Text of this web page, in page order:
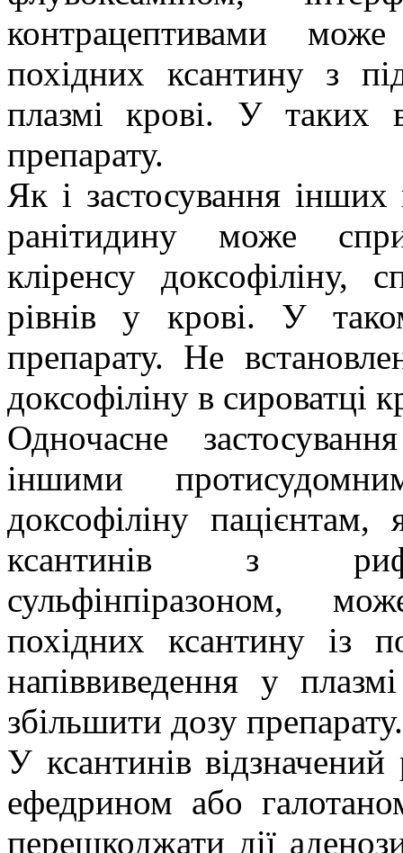
контрацептивами
похідних ксантину з
плазмі крові. У таких
препарату.
Як і застосування
ранітидину може
кліренсу доксофіліну,
рівнів у крові. У
препарату. Не
доксофіліну в сироватці
Одночасне
іншими
доксофіліну
ксантинів з
сульфінпіразоном,
похідних ксантину із
напіввиведення у
збільшити дозу препарату.
У ксантинів
ефедрином або
перешкоджати дії